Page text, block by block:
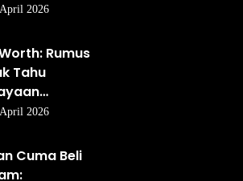
2026
Rumus
Tahu
2026
Cuma Beli